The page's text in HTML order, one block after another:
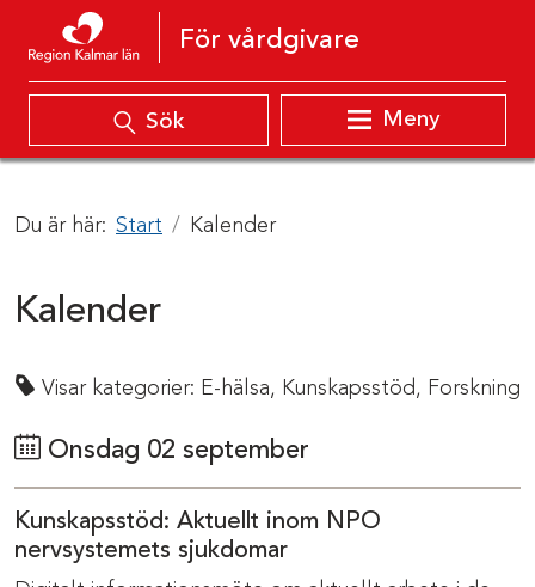
Hoppa till innehåll
För vårdgivare
Sök Meny
Du är här: Start Kalender
Kalender
Visar kategorier: E-hälsa, Kunskapsstöd, Forskning
Onsdag 02 september
Kunskapsstöd: Aktuellt inom NPO
nervsystemets sjukdomar